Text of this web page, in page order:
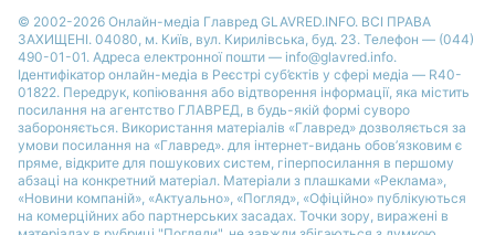
Новини Запоріжжя
© 2002-2026 Онлайн-медіа Главред GLAVRED.INFO. ВСІ ПРАВА
ЗАХИЩЕНІ. 04080, м. Київ, вул. Кирилівська, буд. 23. Телефон — (044)
490-01-01. Адреса електронної пошти — info@glavred.info.
Ідентифікатор онлайн-медіа в Реєстрі суб’єктів у сфері медіа — R40-
01822. Передрук, копіювання або відтворення інформації, яка містить
посилання на агентство ГЛАВРЕД, в будь-якій формi суворо
забороняється. Використання матеріалів «Главред» дозволяється за
умови посилання на «Главред». для інтернет-видань обов’язковим є
пряме, відкрите для пошукових систем, гіперпосилання в першому
абзаці на конкретний матеріал. Матеріали з плашками «Реклама»,
«Новини компаній», «Актуально», «Погляд», «Офіційно» публікуються
на комерційних або партнерських засадах. Точки зору, виражені в